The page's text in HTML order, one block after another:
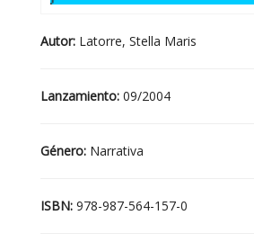
Autor: Latorre, Stella Maris
Lanzamiento: 09/2004
Género: Narrativa
ISBN: 978-987-564-157-0